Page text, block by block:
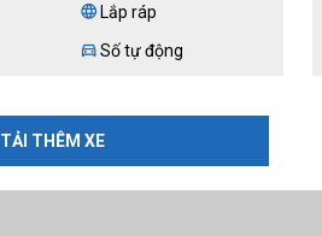
language Lắp ráp
directions_car Số tự động
TẢI THÊM XE